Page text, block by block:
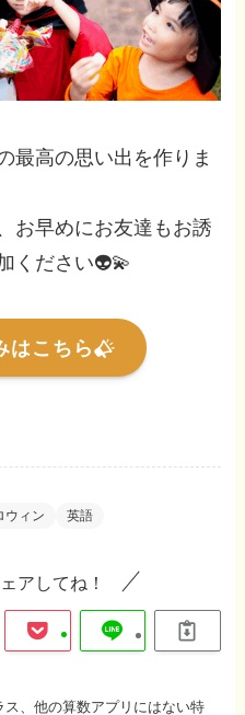
最高の思い出を作りま
お早めにお友達もお誘
ください👽💫
はこちら
ウィン 英語
アしてね！
ス、他の算数アプリにはない特